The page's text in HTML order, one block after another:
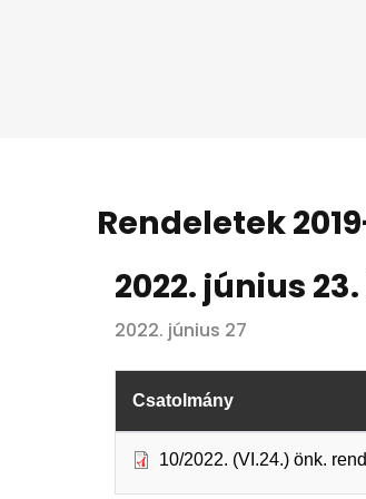
Rendeletek
2022. június
2022. június 27
Csatolmány
10/2022. (VI.24.) önk.